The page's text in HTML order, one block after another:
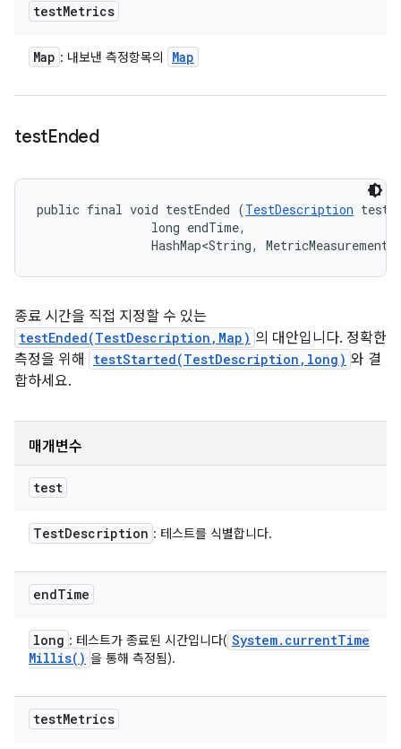
testMetrics
Map : 내보낸 측정항목의 Map
testEnded
public final void testEnded (TestDescription
                long endTime,
HashMap<String,
종료 시간을 직접 지정할 수 있는
testEnded(TestDescription,Map) 의 대안입니다. 정확한
측정을 위해
testStarted(TestDescription,long) 와 결
합하세요.
매개변수
test
TestDescription : 테스트를 식별합니다.
endTime
long : 테스트가 종료된 시간입니다( System. currentTime
Millis( ) 을 통해 측정됨).
testMetrics